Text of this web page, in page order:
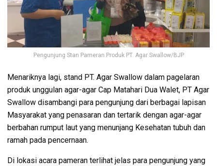
Pengunjung Stan Pameran Produk PT. Agar Swallow/BJP
Menariknya lagi, stand PT. Agar Swallow dalam pagelaran
produk unggulan agar-agar Cap Matahari Dua Walet, PT Agar
Swallow disambangi para pengunjung dari berbagai lapisan
Masyarakat yang penasaran dan tertarik dengan agar-agar
berbahan rumput laut yang menunjang Kesehatan tubuh dan
ramah pada pencernaan.
Di lokasi acara pameran terlihat jelas para pengunjung yang